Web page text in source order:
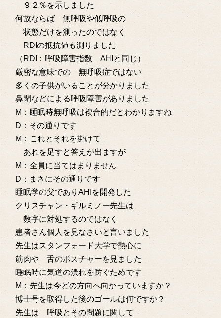
９２％を示しました
何故ならば 無呼吸や低呼吸の
状態だけを測ったのではなく
RDIの抵抗値も測りました
（RDI：呼吸障害指数 AHIと同じ）
厳密な意味での 無呼吸症ではない
多くの子供がいることが分かりました
鼻閉などによる呼吸障害がありました
M：睡眠時無呼吸は複合的だとわかりますね
D：その通りです
M：これとそれを掛けて
あれを足すと答えが出ますが
M：全員に当てはまりません
D：まさにその通りです
睡眠学の父でありAHIを開発した
クリスチャン・ギルミノー先生は
数字に対処するのではなく
患者さん個人を見なさいと言いました
先生はスタンフォード大学で熱心に
筋肉や 舌のポスチャーを見ました
睡眠時に気道の潰れを防ぐためです
M：先生は今どの方向へ向かっていますか？
博士号を取得した後のゴールは何ですか？
先生は 呼吸とその問題に関して